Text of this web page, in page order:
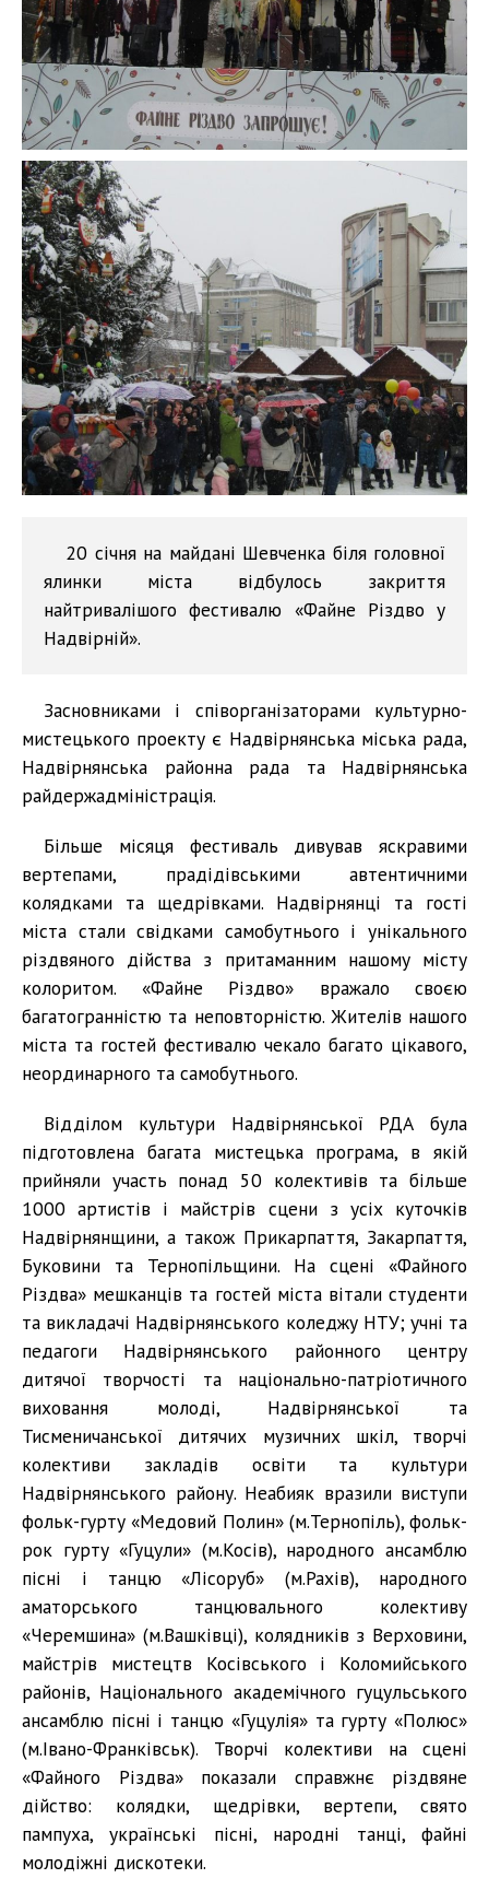
20 січня на майдані Шевченка біля головної
ялинки міста відбулось закриття
найтривалішого фестивалю «Файне Різдво у
Надвірній».
Засновниками і співорганізаторами культурно-
мистецького проекту є Надвірнянська міська рада,
Надвірнянська районна рада та Надвірнянська
райдержадміністрація.
Більше місяця фестиваль дивував яскравими
вертепами, прадідівськими автентичними
колядками та щедрівками. Надвірнянці та гості
міста стали свідками самобутнього і унікального
різдвяного дійства з притаманним нашому місту
колоритом. «Файне Різдво» вражало своєю
багатогранністю та неповторністю. Жителів нашого
міста та гостей фестивалю чекало багато цікавого,
неординарного та самобутнього.
Відділом культури Надвірнянської РДА була
підготовлена багата мистецька програма, в якій
прийняли участь понад 50 колективів та більше
1000 артистів і майстрів сцени з усіх куточків
Надвірнянщини, а також Прикарпаття, Закарпаття,
Буковини та Тернопільщини. На сцені «Файного
Різдва» мешканців та гостей міста вітали студенти
та викладачі Надвірнянського коледжу НТУ; учні та
педагоги Надвірнянського районного центру
дитячої творчості та національно-патріотичного
виховання молоді, Надвірнянської та
Тисменичанської дитячих музичних шкіл, творчі
колективи закладів освіти та культури
Надвірнянського району. Неабияк вразили виступи
фольк-гурту «Медовий Полин» (м.Тернопіль), фольк-
рок гурту «Гуцули» (м.Косів), народного ансамблю
пісні і танцю «Лісоруб» (м.Рахів), народного
аматорського танцювального колективу
«Черемшина» (м.Вашківці), колядників з Верховини,
майстрів мистецтв Косівського і Коломийського
районів, Національного академічного гуцульського
ансамблю пісні і танцю «Гуцулія» та гурту «Полюс»
(м.Івано-Франківськ). Творчі колективи на сцені
«Файного Різдва» показали справжнє різдвяне
дійство: колядки, щедрівки, вертепи, свято
пампуха, українські пісні, народні танці, файні
молодіжні дискотеки.